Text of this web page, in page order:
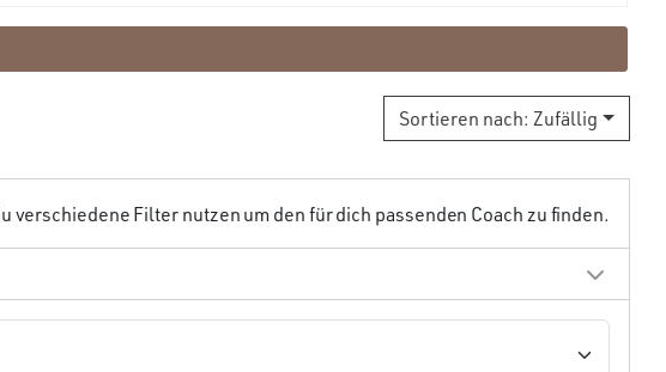
Sortieren nach:Zufällig
verschiedene Filter nutzen um den für dich passenden Coach zu finden.